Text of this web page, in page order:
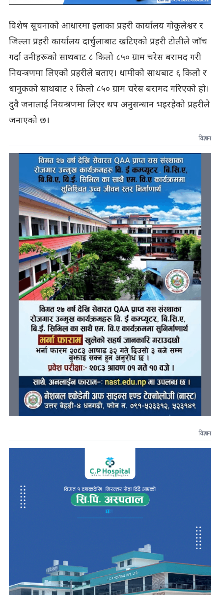
विशेष सूचनाको आधारमा इलाका प्रहरी कार्यालय गोकुलेश्वर र
जिल्ला प्रहरी कार्यालय दार्चुलाबाट खटिएको प्रहरी टोलीले जाँच
गर्दा उनीहरूको साथबाट ८ किलो ८५० ग्राम चरेस बरामद गरी
नियन्त्रणमा लिएको प्रहरीले बताए। धामीको साथबाट ६ किलो र
धानुकको साथबाट २ किलो ८५० ग्राम चरेस बरामद गरिएको हो।
दुवै जनालाई नियन्त्रणमा लिएर थप अनुसन्धान भइरहेको प्रहरीले
जनाएको छ।
विज्ञापन
विज्ञापन